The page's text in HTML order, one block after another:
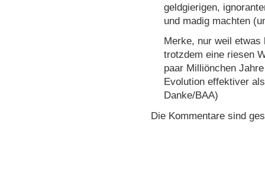
geldgierigen,
und madig machten
Merke, nur weil
trotzdem eine riesen
paar Milliönchen
Evolution effektiver
Danke/BAA)
Die Kommentare sind